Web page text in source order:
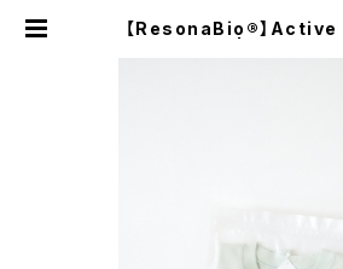
【ResonaBio®】